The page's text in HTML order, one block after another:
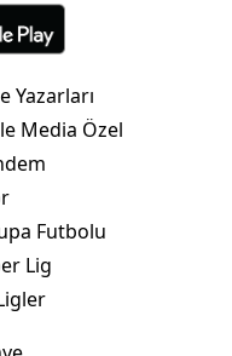
Yazarları
Media Özel
Futbolu
Lig